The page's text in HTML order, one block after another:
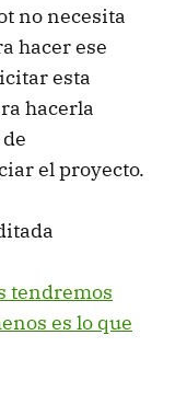
no necesita
hacer ese
esta
hacerla
el proyecto.
tendremos
es lo que